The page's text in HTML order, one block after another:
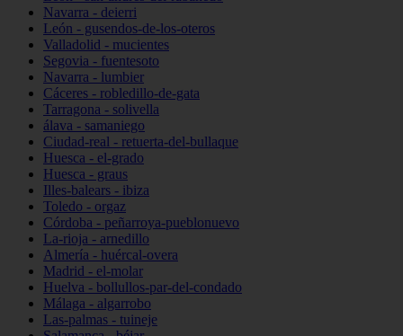
Navarra - deierri
León - gusendos-de-los-oteros
Valladolid - mucientes
Segovia - fuentesoto
Navarra - lumbier
Cáceres - robledillo-de-gata
Tarragona - solivella
álava - samaniego
Ciudad-real - retuerta-del-bullaque
Huesca - el-grado
Huesca - graus
Illes-balears - ibiza
Toledo - orgaz
Córdoba - peñarroya-pueblonuevo
La-rioja - arnedillo
Almería - huércal-overa
Madrid - el-molar
Huelva - bollullos-par-del-condado
Málaga - algarrobo
Las-palmas - tuineje